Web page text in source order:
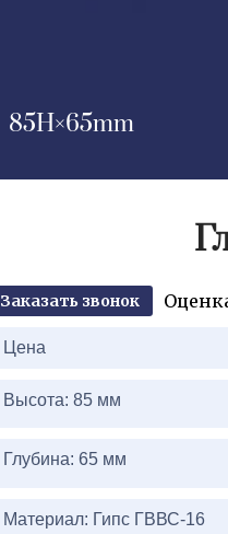
85H 65mm
Заказать звонок
Цена
Высота: 85 мм
Глубина: 65 мм
Материал: Гипс ГВВС-16